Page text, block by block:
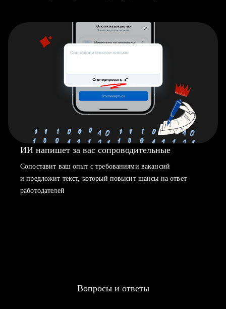
ИИ напишет за вас сопроводительные
Сопоставит ваш опыт с требованиями вакансий
и предложит текст, который повысит шансы на ответ
работодателей
Вопросы и ответы